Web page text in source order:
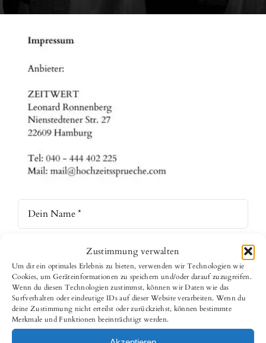
Zustimmung verwalten
Um dir ein optimales Erlebnis zu bieten, verwenden wir Technologien wie
Cookies, um Geräteinformationen zu speichern und/oder darauf zuzugreifen.
Wenn du diesen Technologien zustimmst, können wir Daten wie das
Surfverhalten oder eindeutige IDs auf dieser Website verarbeiten. Wenn du
deine Zustimmung nicht erteilst oder zurückziehst, können bestimmte
Merkmale und Funktionen beeinträchtigt werden.